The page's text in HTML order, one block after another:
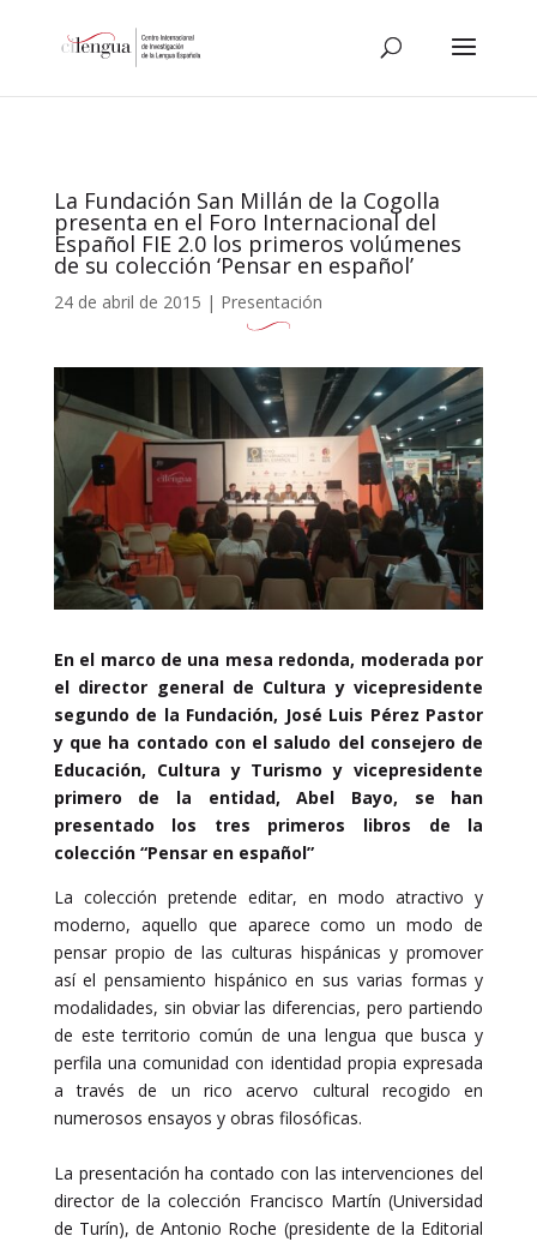
La Fundación San Millán de la Cogolla
presenta en el Foro Internacional del
Español FIE 2.0 los primeros volúmenes
de su colección ‘Pensar en español’
24 de abril de 2015 | Presentación
En el marco de una mesa redonda, moderada por
el director general de Cultura y vicepresidente
segundo de la Fundación, José Luis Pérez Pastor
y que ha contado con el saludo del consejero de
Educación, Cultura y Turismo y vicepresidente
primero de la entidad, Abel Bayo, se han
presentado los tres primeros libros de la
colección “Pensar en español”
La colección pretende editar, en modo atractivo y
moderno, aquello que aparece como un modo de
pensar propio de las culturas hispánicas y promover
así el pensamiento hispánico en sus varias formas y
modalidades, sin obviar las diferencias, pero partiendo
de este territorio común de una lengua que busca y
perfila una comunidad con identidad propia expresada
a través de un rico acervo cultural recogido en
numerosos ensayos y obras filosóficas.
La presentación ha contado con las intervenciones del
director de la colección Francisco Martín (Universidad
de Turín), de Antonio Roche (presidente de la Editorial